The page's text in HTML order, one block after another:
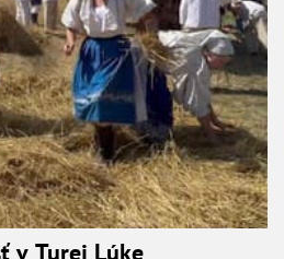
v Turej Lúke